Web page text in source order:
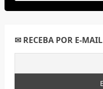
✉ RECEBA POR E-MAIL